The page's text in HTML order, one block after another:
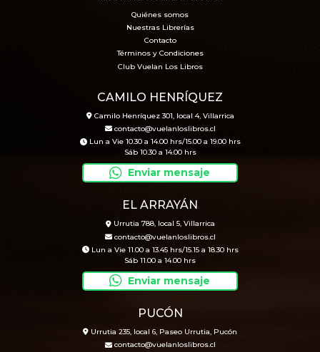
Quiénes somos
Nuestras Librerías
Contacto
Términos y Condiciones
Club Vuelan Los Libros
CAMILO HENRÍQUEZ
Camilo Henríquez 301, local 4, Villarrica
contacto@vuelanloslibros.cl
Lun a Vie 10.30 a 14.00 hrs/15.00 a 19.00 hrs
Sáb 10.30 a 14.00 hrs
Enviar mensaje
EL ARRAYÁN
Urrutia 788, local 5, Villarrica
contacto@vuelanloslibros.cl
Lun a Vie 11.00 a 13.45 hrs/15.15 a 18.30 hrs
Sáb 11.00 a 14.00 hrs
Enviar mensaje
PUCÓN
Urrutia 235, local 6, Paseo Urrutia, Pucón
contacto@vuelanloslibros.cl